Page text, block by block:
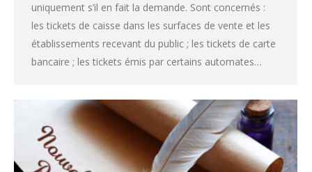
uniquement s’il en fait la demande. Sont concernés :
les tickets de caisse dans les surfaces de vente et les
établissements recevant du public ; les tickets de carte
bancaire ; les tickets émis par certains automates…